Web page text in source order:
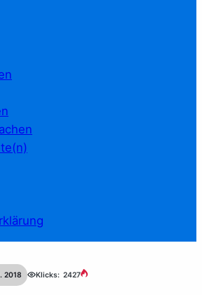
2018 Klicks: 2427